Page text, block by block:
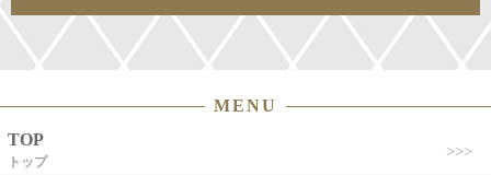
MENU
TOP
トップ